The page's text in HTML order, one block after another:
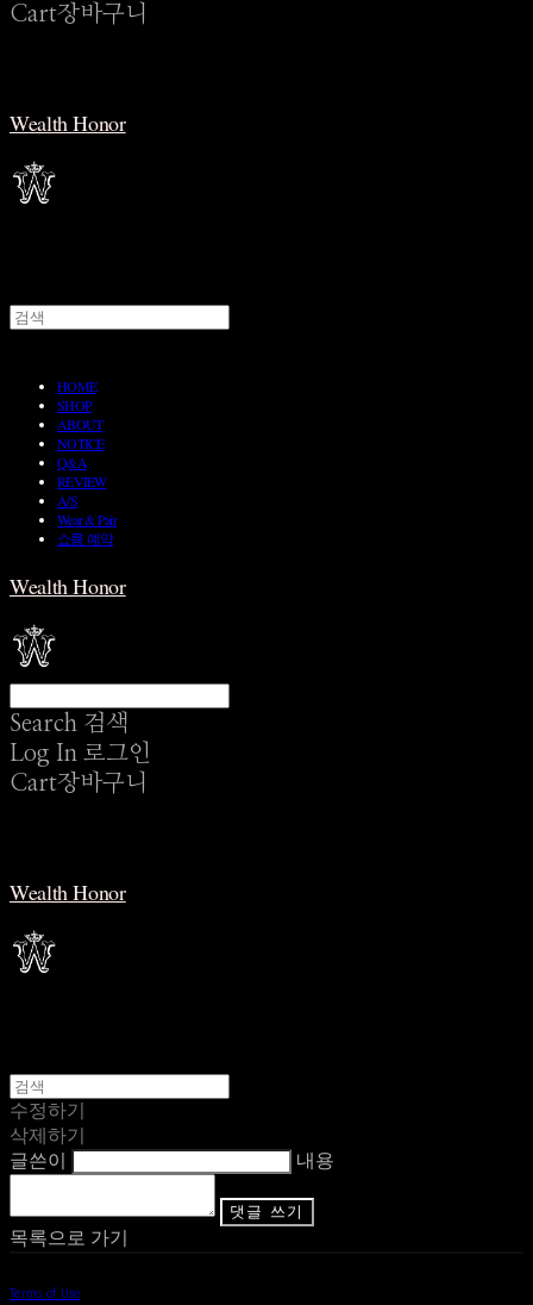
Cart장바구니
Wealth Honor
HOME
SHOP
ABOUT
NOTICE
Q&A
REVIEW
A/S
Wear & Pair
쇼룸 예약
Wealth Honor
Search 검색
Log In 로그인
Cart장바구니
Wealth Honor
수정하기
삭제하기
글쓴이
내용
댓글 쓰기
목록으로 가기
Terms of Use